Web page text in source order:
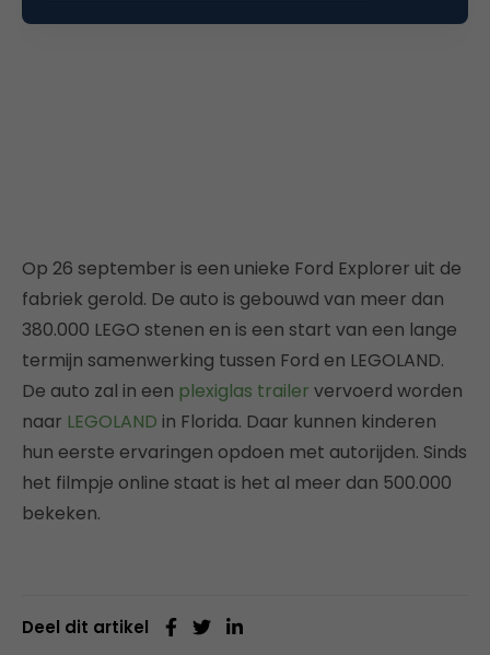
Op 26 september is een unieke Ford Explorer uit de
fabriek gerold. De auto is gebouwd van meer dan
380.000 LEGO stenen en is een start van een lange
termijn samenwerking tussen Ford en LEGOLAND.
De auto zal in een plexiglas trailer vervoerd worden
naar LEGOLAND in Florida. Daar kunnen kinderen
hun eerste ervaringen opdoen met autorijden. Sinds
het filmpje online staat is het al meer dan 500.000
bekeken.
Deel dit artikel